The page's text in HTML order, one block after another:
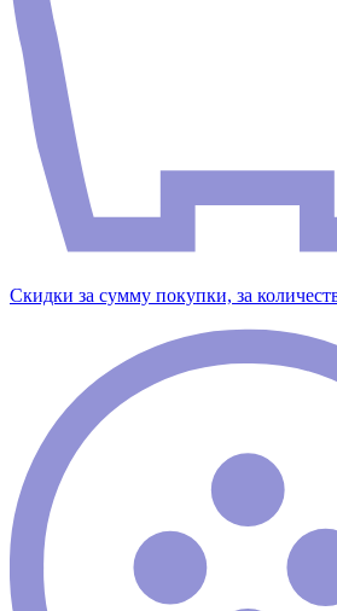
Скидки за сумму покупки, за